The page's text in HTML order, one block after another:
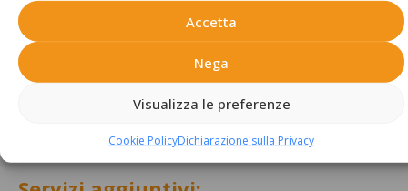
Accetta
Nega
Visualizza le preferenze
Cookie PolicyDichiarazione sulla Privacy